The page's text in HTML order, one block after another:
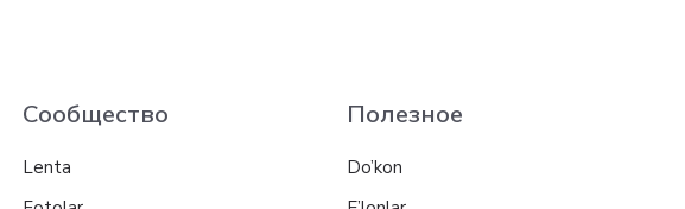
Сообщество
Lenta
Полезное
Do’kon